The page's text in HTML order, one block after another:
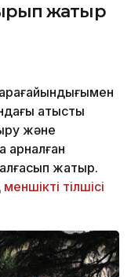
жатыр
атысты
және
арналған
жатыр.
меншікті тілшісі